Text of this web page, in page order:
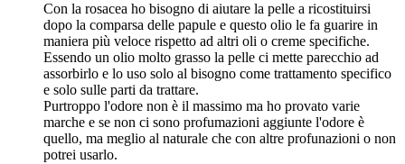
Con la rosacea ho bisogno di aiutare la pelle a ricostituirsi
dopo la comparsa delle papule e questo olio le fa guarire in
maniera più veloce rispetto ad altri oli o creme specifiche.
Essendo un olio molto grasso la pelle ci mette parecchio ad
assorbirlo e lo uso solo al bisogno come trattamento specifico
e solo sulle parti da trattare.
Purtroppo l'odore non è il massimo ma ho provato varie
marche e se non ci sono profumazioni aggiunte l'odore è
quello, ma meglio al naturale che con altre profunazioni o non
potrei usarlo.